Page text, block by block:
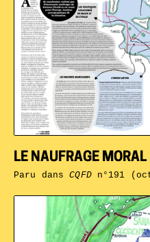
LE NAUFRAGE MORAL
Paru dansCQFDn°191